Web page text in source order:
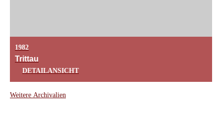
1982
Trittau
DETAILANSICHT
Weitere Archivalien